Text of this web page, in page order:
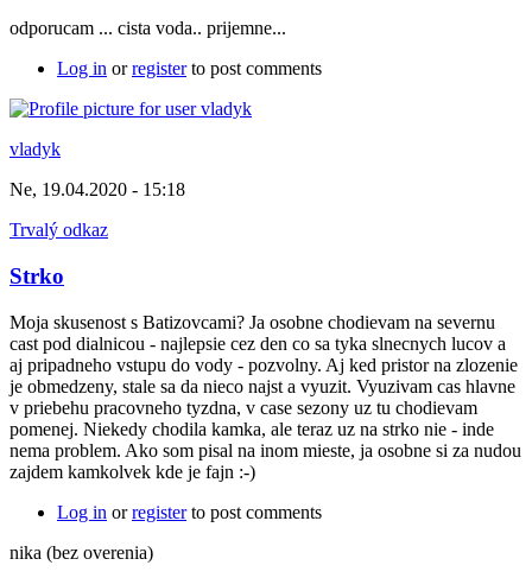
odporucam ... cista voda.. prijemne...
Log in orregisterto post comments
vladyk
Ne, 19.04.2020 - 15:18
Trvalý odkaz
Strko
Moja skusenost s Batizovcami? Ja osobne chodievam na severnu
cast pod dialnicou - najlepsie cez den co sa tyka slnecnych lucov a
aj pripadneho vstupu do vody - pozvolny. Aj ked pristor na zlozenie
je obmedzeny, stale sa da nieco najst a vyuzit. Vyuzivam cas hlavne
v priebehu pracovneho tyzdna, v case sezony uz tu chodievam
pomenej. Niekedy chodila kamka, ale teraz uz na strko nie - inde
nema problem. Ako som pisal na inom mieste, ja osobne si za nudou
zajdem kamkolvek kde je fajn :-)
Log in orregisterto post comments
nika (bez overenia)